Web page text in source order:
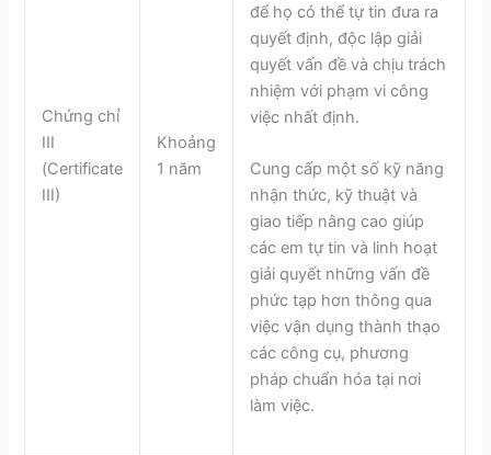
Chứng chỉ
III
(Certificate
III)
Khoảng
1 năm
để họ có thể tự tin đưa ra
quyết định, độc lập giải
quyết vấn đề và chịu trách
nhiệm với phạm vi công
việc nhất định.
Cung cấp một số kỹ năng
nhận thức, kỹ thuật và
giao tiếp nâng cao giúp
các em tự tin và linh hoạt
giải quyết những vấn đề
phức tạp hơn thông qua
việc vận dụng thành thạo
các công cụ, phương
pháp chuẩn hóa tại nơi
làm việc.